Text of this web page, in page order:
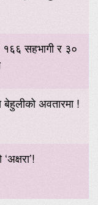
सहभागी र ३०
बेहुलीको अवतारमा !